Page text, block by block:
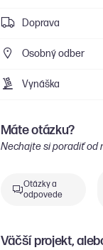
Doprava
Osobný odber
Vynáška
Máte otázku?
Nechajte si poradiť od
Otázky a
odpovede
Väčší projekt,